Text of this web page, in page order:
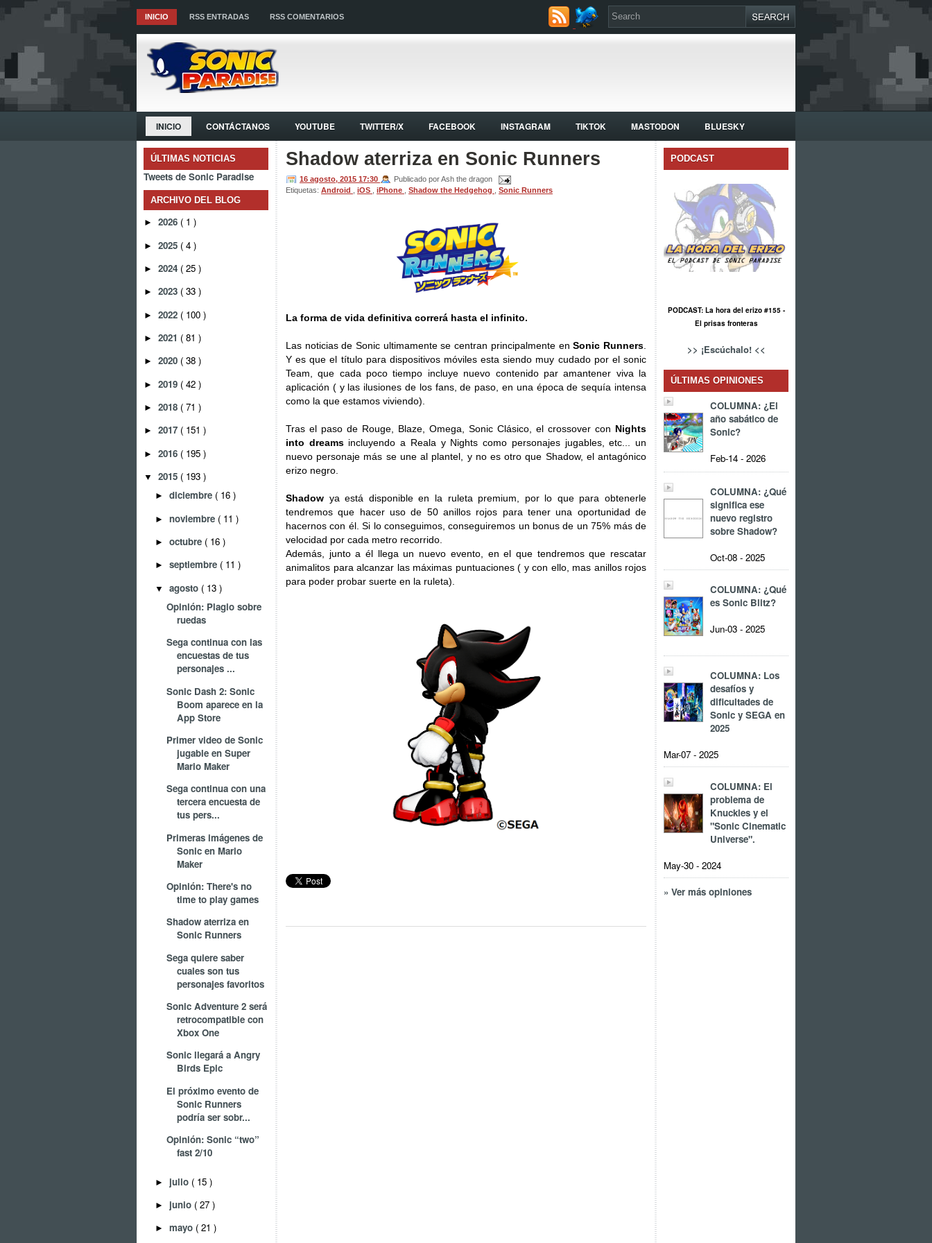
INICIO RSS ENTRADAS RSS COMENTARIOS
INICIO CONTÁCTANOS YOUTUBE TWITTER/X FACEBOOK INSTAGRAM TIKTOK MASTODON BLUESKY
ÚLTIMAS NOTICIAS
Tweets de Sonic Paradise
ARCHIVO DEL BLOG
► 2026 ( 1 )
► 2025 ( 4 )
► 2024 ( 25 )
► 2023 ( 33 )
► 2022 ( 100 )
► 2021 ( 81 )
► 2020 ( 38 )
► 2019 ( 42 )
► 2018 ( 71 )
► 2017 ( 151 )
► 2016 ( 195 )
▼ 2015 ( 193 )
► diciembre ( 16 )
► noviembre ( 11 )
► octubre ( 16 )
► septiembre ( 11 )
▼ agosto ( 13 )
Opinión: Plagio sobre
ruedas
Sega continua con las
encuestas de tus
personajes ...
Sonic Dash 2: Sonic
Boom aparece en la
App Store
Primer video de Sonic
jugable en Super
Mario Maker
Sega continua con una
tercera encuesta de
tus pers...
Primeras imágenes de
Sonic en Mario
Maker
Opinión: There's no
time to play games
Shadow aterriza en
Sonic Runners
Sega quiere saber
cuales son tus
personajes favoritos
Sonic Adventure 2 será
retrocompatible con
Xbox One
Sonic llegará a Angry
Birds Epic
El próximo evento de
Sonic Runners
podría ser sobr...
Opinión: Sonic “two”
fast 2/10
► julio ( 15 )
► junio ( 27 )
► mayo ( 21 )
Shadow aterriza en Sonic Runners
16 agosto, 2015 17:30
Publicado por Ash the dragon
Etiquetas: Android iOS iPhone Shadow the Hedgehog Sonic Runners
La forma de vida definitiva correrá hasta el infinito.
Las noticias de Sonic ultimamente se centran principalmente enSonic Runners
Y es que el título para dispositivos móviles esta siendo muy cudado por el sonic
Team, que cada poco tiempo incluye nuevo contenido par amantener viva la
aplicación ( y las ilusiones de los fans, de paso, en una época de sequía intensa
como la que estamos viviendo).
Tras el paso de Rouge, Blaze, Omega, Sonic Clásico, el crossover con Nights
into dreams incluyendo a Reala y Nights como personajes jugables, etc... un
nuevo personaje más se une al plantel, y no es otro que Shadow, el antagónico
erizo negro.
Shadow ya está disponible en la ruleta premium, por lo que para obtenerle
tendremos que hacer uso de 50 anillos rojos para tener una oportunidad de
hacernos con él. Si lo conseguimos, conseguiremos un bonus de un 75% más de
velocidad por cada metro recorrido.
Además, junto a él llega un nuevo evento, en el que tendremos que rescatar
animalitos para alcanzar las máximas puntuaciones ( y con ello, mas anillos rojos
para poder probar suerte en la ruleta).
PODCAST
PODCAST: La hora del erizo #155 -
El prisas fronteras
>> ¡Escúchalo! <<
ÚLTIMAS OPINIONES
COLUMNA: ¿El
año sabático de
Sonic?
Feb-14 - 2026
COLUMNA: ¿Qué
significa ese
nuevo registro
sobre Shadow?
Oct-08 - 2025
COLUMNA: ¿Qué
es Sonic Blitz?
Jun-03 - 2025
COLUMNA: Los
desafíos y
dificultades de
Sonic y SEGA en
2025
Mar-07 - 2025
COLUMNA: El
problema de
Knuckles y el
"Sonic Cinematic
Universe".
May-30 - 2024
» Ver más opiniones